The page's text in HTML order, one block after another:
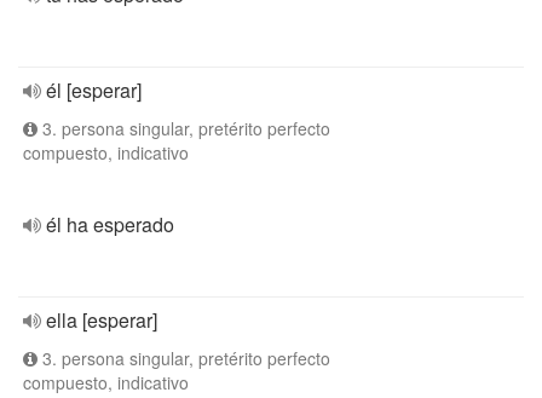
él [esperar]
3. persona singular, pretérito perfecto
compuesto, indicativo
él ha esperado
ella [esperar]
3. persona singular, pretérito perfecto
compuesto, indicativo